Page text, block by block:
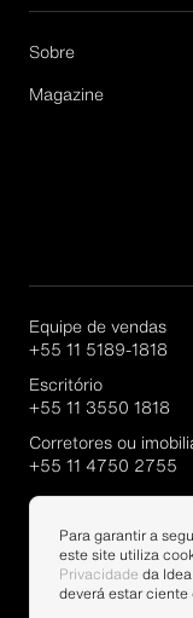
Email*
Sobre
Magazine
Equipe de vendas
+55 11 5189-1818
Escritório
+55 11 3550 1818
Corretores ou
+55 11 4750 2755
Portal Parcerias
Para garantir a
este site utiliza
Privacidade da
deverá estar ciente